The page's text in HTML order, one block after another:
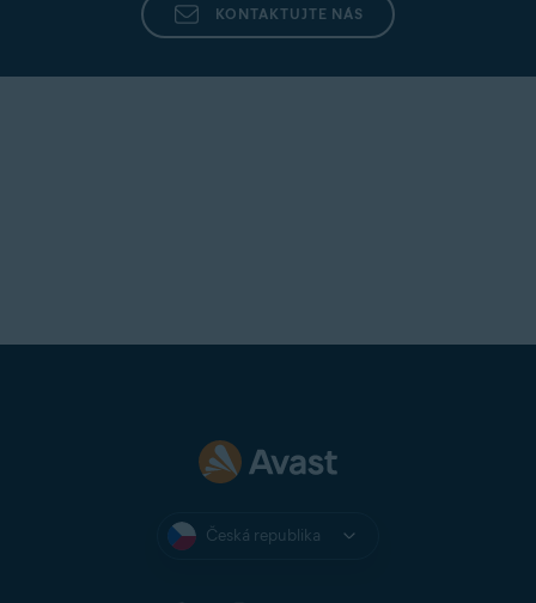
KONTAKTUJTE NÁS
Česká republika